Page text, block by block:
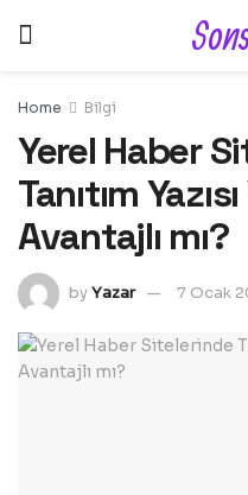
Home Bilgi
Yerel Haber
Tanıtım
Avantajlı mı?
byYazar 7 Ocak